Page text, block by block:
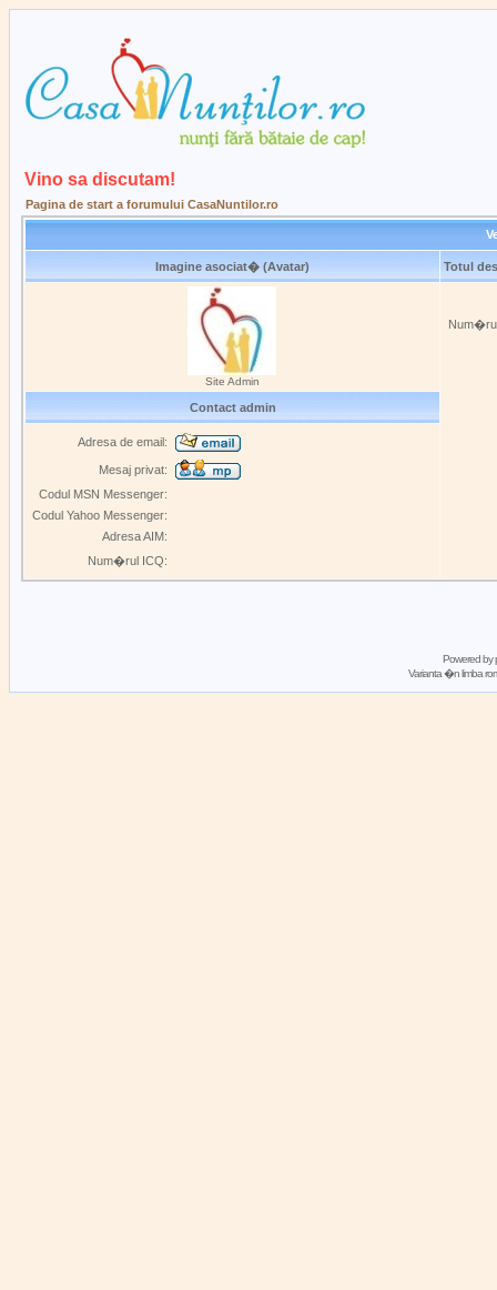
Vino sa discutam!
Pagina de start a forumului CasaNuntilor.ro
Imagine asociat� (Avatar) Totul
Site Admin
Contact admin
Adresa de email:
Mesaj privat:
Codul MSN Messenger:
Codul Yahoo Messenger:
Adresa AIM:
Num�rul ICQ:
Powered by
Varianta �n limba